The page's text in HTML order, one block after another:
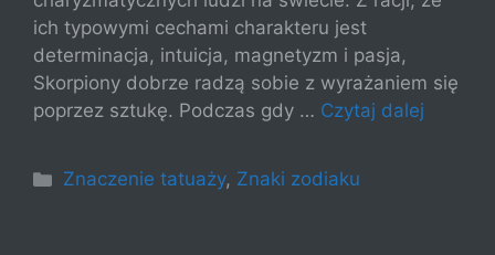
ich typowymi cechami charakteru jest
determinacja, intuicja, magnetyzm i pasja,
Skorpiony dobrze radzą sobie z wyrażaniem się
poprzez sztukę. Podczas gdy … Czytaj dalej
Kategorie
Znaczenie tatuaży, Znaki zodiaku